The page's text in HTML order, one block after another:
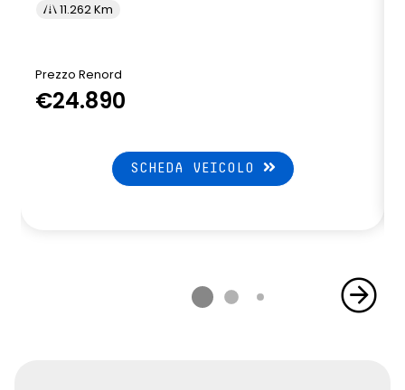
11.262 Km
Prezzo Renord
€24.890
SCHEDA VEICOLO